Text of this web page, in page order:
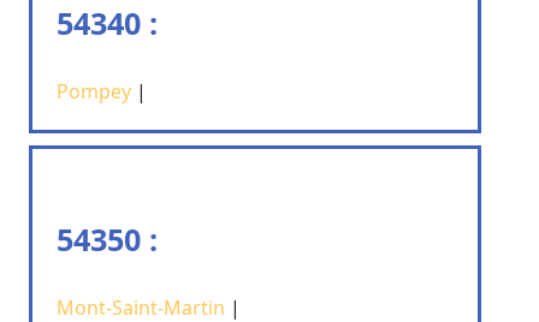
54340 :
Pompey |
54350 :
Mont-Saint-Martin |